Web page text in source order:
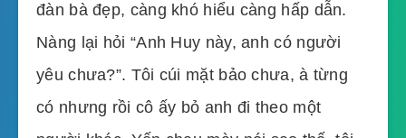
đàn bà đẹp, càng khó hiểu càng hấp dẫn.
Nàng lại hỏi “Anh Huy này, anh có người
yêu chưa?”. Tôi cúi mặt bảo chưa, à từng
có nhưng rồi cô ấy bỏ anh đi theo một